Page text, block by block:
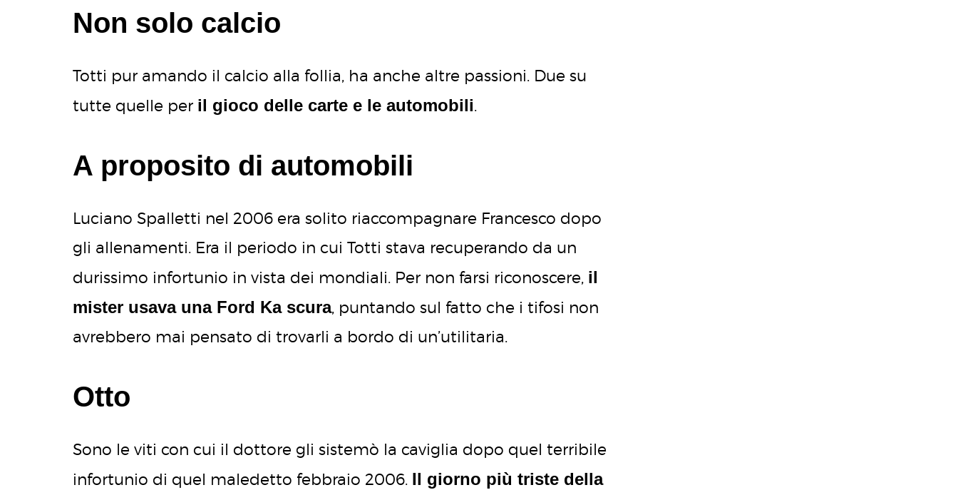
Non solo calcio
Totti pur amando il calcio alla follia, ha anche altre passioni. Due su
tutte quelle per il gioco delle carte e le automobili.
A proposito di automobili
Luciano Spalletti nel 2006 era solito riaccompagnare Francesco dopo
gli allenamenti. Era il periodo in cui Totti stava recuperando da un
durissimo infortunio in vista dei mondiali. Per non farsi riconoscere, il
mister usava una Ford Ka scura, puntando sul fatto che i tifosi non
avrebbero mai pensato di trovarli a bordo di un’utilitaria.
Otto
Sono le viti con cui il dottore gli sistemò la caviglia dopo quel terribile
infortunio di quel maledetto febbraio 2006. Il giorno più triste della